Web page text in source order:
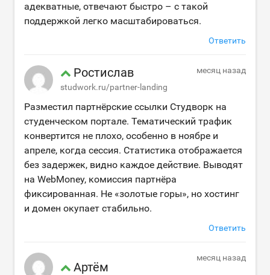
адекватные, отвечают быстро – с такой
поддержкой легко масштабироваться.
Ответить
Ростислав
studwork.ru/partner-landing
месяц назад
Разместил партнёрские ссылки Студворк на
студенческом портале. Тематический трафик
конвертится не плохо, особенно в ноябре и
апреле, когда сессия. Статистика отображается
без задержек, видно каждое действие. Выводят
на WebMoney, комиссия партнёра
фиксированная. Не «золотые горы», но хостинг
и домен окупает стабильно.
Ответить
Артём
месяц назад